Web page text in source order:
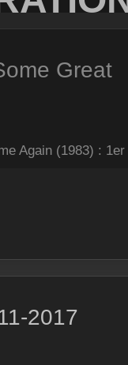
Great
Again (1983) : 1er
2017